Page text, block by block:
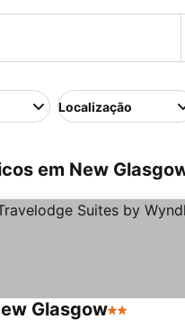
Localização
em New
Glasgow2 Estrelas